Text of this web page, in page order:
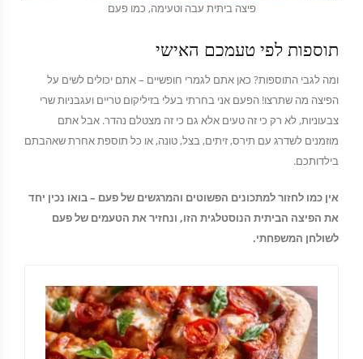
פיצה ביתית עבה וטעימה, כמו פעם
תוספות לפי טעמכם האישי
ומה לגבי התוספות? כאן אתם לגמרי חופשיים – אתם יכולים לשים על
הפיצה מה שתרצו! הפעם אני בחרתי בעלי בזיליקום טריים ועגבניות שרי
צבעוניות, לא רק כי זה טעים אלא גם כי זה מצטלם נהדר. אבל אתם
מוזמנים לשדרג עם תירס, זיתים, בצל, טונה, או כל תוספת אחרת שאהבתם
בילדותכם.
אין כמו לחזור למתכונים הפשוטים והמרגשים של פעם – בואו נכין יחד
את הפיצה הביתית הנוסטלגית הזו, ונחזיר את הטעמים של פעם
לשולחן המשפחתי.